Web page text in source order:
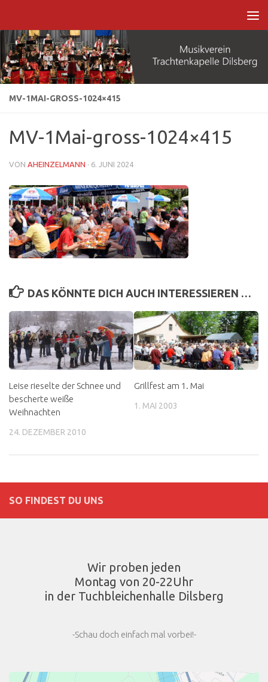
MV-1MAI-GROSS-1024×415
MV-1Mai-gross-1024×415
VON AHEINZELMANN · 6. JUNI 2024
DAS KÖNNTE DICH AUCH INTERESSIEREN …
Leise rieselte der Schnee und
bescherte weiße
Weihnachten
24. DEZEMBER 2010
Grillfest am 1. Mai
1. MAI 2003
SO FINDEST DU UNS
Wir proben jeden
Montag von 20-22Uhr
in der Tuchbleichenhalle Dilsberg
-Schau doch einfach mal vorbei!-